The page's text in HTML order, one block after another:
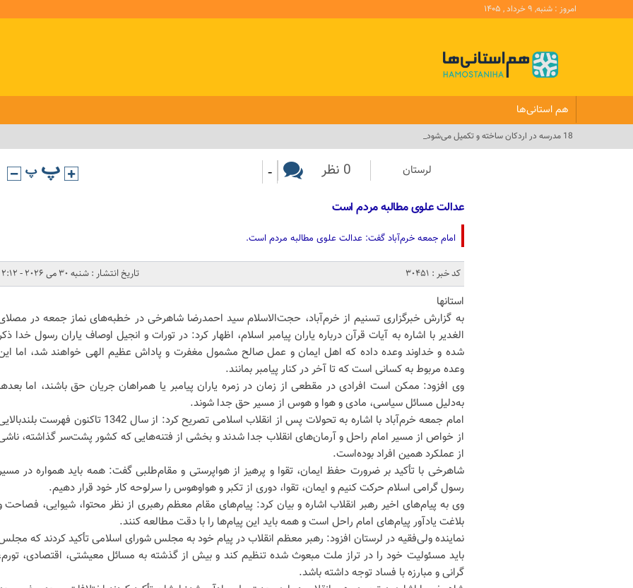
امروز : شنبه, ۹ خرداد , ۱۴۰۵
هم استانی‌ها
18 مدرسه در اردکان ساخته و تکمیل می‌شود_
لرستان 0 نظر -
عدالت علوی مطالبه مردم است
امام جمعه خرم‌آباد گفت: عدالت علوی مطالبه مردم است.
کد خبر : 30451
تاریخ انتشار : شنبه 30 می 2026 - 2:12
استانها
به گزارش خبرگزاری تسنیم از خرم‌آباد، حجت‌الاسلام سید احمدرضا شاهرخی در خطبه‌های نماز جمعه در
الغدیر با اشاره به آیات قرآن درباره یاران پیامبر اسلام، اظهار کرد: در تورات و انجیل اوصاف یاران رسول خدا
شده و خداوند وعده داده که اهل ایمان و عمل صالح مشمول مغفرت و پاداش عظیم الهی خواهند شد، اما
وعده مربوط به کسانی است که تا آخر در کنار پیامبر بمانند.
وی افزود: ممکن است افرادی در مقطعی از زمان در زمره یاران پیامبر یا همراهان جریان حق باشند، اما
به‌دلیل مسائل سیاسی، مادی و هوا و هوس از مسیر حق جدا شوند.
امام جمعه خرم‌آباد با اشاره به تحولات پس از انقلاب اسلامی تصریح کرد: از سال 1342 تاکنون فهرست
از خواص از مسیر امام راحل و آرمان‌های انقلاب جدا شدند و بخشی از فتنه‌هایی که کشور پشت‌سر گذاشته،
از عملکرد همین افراد بوده‌است.
شاهرخی با تأکید بر ضرورت حفظ ایمان، تقوا و پرهیز از هواپرستی و مقام‌طلبی گفت: همه باید همواره در
رسول گرامی اسلام حرکت کنیم و ایمان، تقوا، دوری از تکبر و هواوهوس را سرلوحه کار خود قرار دهیم.
وی به پیام‌های اخیر رهبر انقلاب اشاره و بیان کرد: پیام‌های مقام معظم رهبری از نظر محتوا، شیوایی، فصاحت
بلاغت یادآور پیام‌های امام راحل است و همه باید این پیام‌ها را با دقت مطالعه کنند.
نماینده ولی‌فقیه در لرستان افزود: رهبر معظم انقلاب در پیام خود به مجلس شورای اسلامی تأکید کردند که
باید مسئولیت خود را در تراز ملت مبعوث‌ شده تنظیم کند و بیش از گذشته به مسائل معیشتی، اقتصادی،
گرانی و مبارزه با فساد توجه داشته باشد.